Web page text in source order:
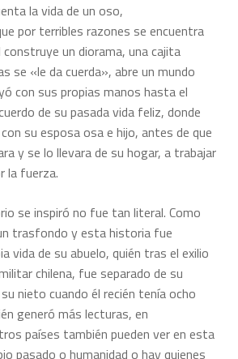
la vida de un oso,
por terribles razones se encuentra
un diorama, una cajita
se «le da cuerda», abre un mundo
con sus propias manos hasta el
de su pasada vida feliz, donde
su esposa osa e hijo, antes de que
y se lo llevara de su hogar, a trabajar
la fuerza.
se inspiró no fue tan literal. Como
trasfondo y esta historia fue
vida de su abuelo, quién tras el exilio
chilena, fue separado de su
nieto cuando él recién tenía ocho
generó más lecturas, en
países también pueden ver en esta
pasado o humanidad o hay quienes